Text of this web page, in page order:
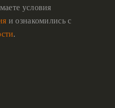
условия
и ознакомились с
.